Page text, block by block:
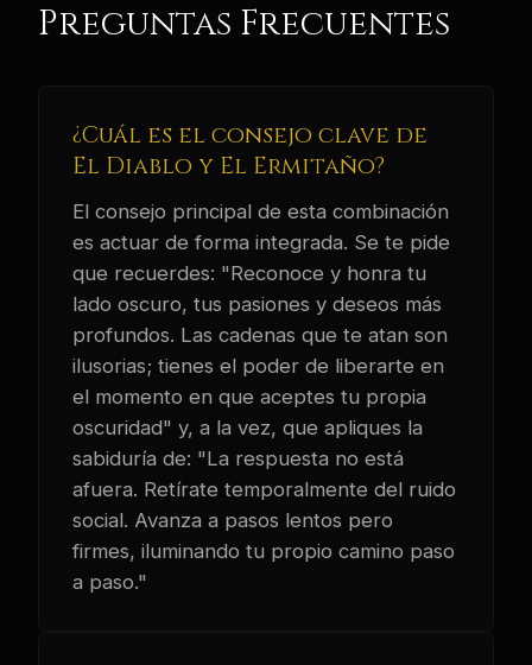
Preguntas Frecuentes
¿Cuál es el consejo clave de
El Diablo y El Ermitaño?
El consejo principal de esta combinación
es actuar de forma integrada. Se te pide
que recuerdes: "Reconoce y honra tu
lado oscuro, tus pasiones y deseos más
profundos. Las cadenas que te atan son
ilusorias; tienes el poder de liberarte en
el momento en que aceptes tu propia
oscuridad" y, a la vez, que apliques la
sabiduría de: "La respuesta no está
afuera. Retírate temporalmente del ruido
social. Avanza a pasos lentos pero
firmes, iluminando tu propio camino paso
a paso."